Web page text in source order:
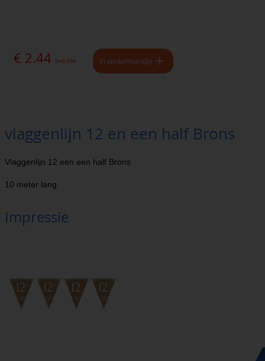
€ 2.44 Excl. btw In winkelmandje
vlaggenlijn 12 en een half Brons
Vlaggenlijn 12 een een half Brons
10 meter lang
Impressie